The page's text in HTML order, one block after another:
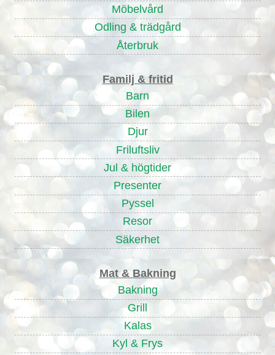
Möbelvård
Odling & trädgård
Återbruk
Familj & fritid
Barn
Bilen
Djur
Friluftsliv
Jul & högtider
Presenter
Pyssel
Resor
Säkerhet
Mat & Bakning
Bakning
Grill
Kalas
Kyl & Frys